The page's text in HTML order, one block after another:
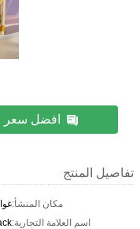
افضل سعر
تفاصيل المنتج
مكان المنشأ:
اسم العلامة التجارية: